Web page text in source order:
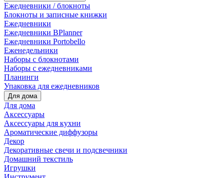
Ежедневники / блокноты
Блокноты и записные книжки
Ежедневники
Ежедневники BPlanner
Ежедневники Portobello
Еженедельники
Наборы с блокнотами
Наборы с ежедневниками
Планинги
Упаковка для ежедневников
Для дома
Для дома
Аксессуары
Аксессуары для кухни
Ароматические диффузоры
Декор
Декоративные свечи и подсвечники
Домашний текстиль
Игрушки